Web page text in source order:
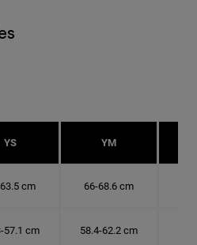
YS YM
cm 66-68.6 cm
57.1 cm 58.4-62.2 cm